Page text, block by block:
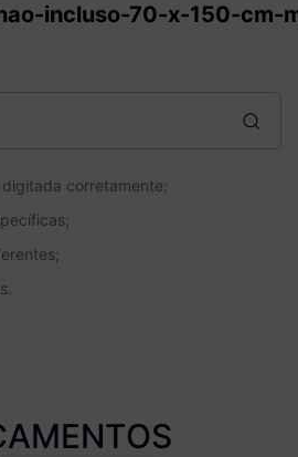
incluso-70-x-150-cm-
corretamente;